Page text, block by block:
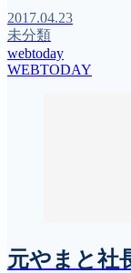
2017.04.23
未分類
webtoday
WEBTODAY
元やまと社